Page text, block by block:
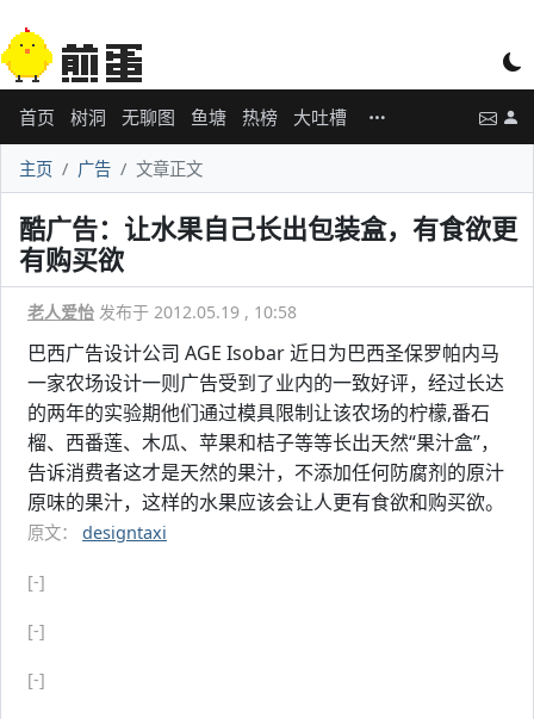
首页 树洞 无聊图 鱼塘 热榜 大吐槽
主页 广告 文章正文
酷广告：让水果自己长出包装盒，有食欲更
有购买欲
老人爱怡 发布于 2012.05.19 , 10:58
巴西广告设计公司 AGE Isobar 近日为巴西圣保罗帕内马
一家农场设计一则广告受到了业内的一致好评，经过长达
的两年的实验期他们通过模具限制让该农场的柠檬,番石
榴、西番莲、木瓜、苹果和桔子等等长出天然“果汁盒”，
告诉消费者这才是天然的果汁，不添加任何防腐剂的原汁
原味的果汁，这样的水果应该会让人更有食欲和购买欲。
原文： designtaxi
[-]
[-]
[-]